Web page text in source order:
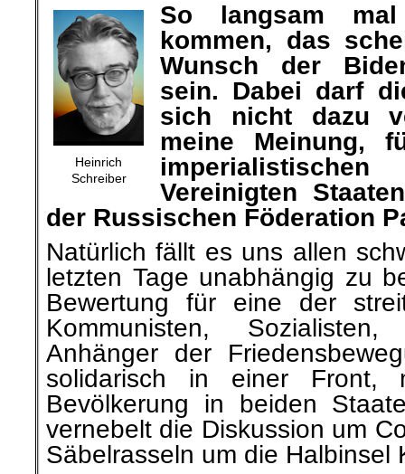
Heinrich
Schreiber
So langsam
kommen, das
Wunsch der
sein. Dabei darf
sich nicht dazu
meine Meinung,
Vereinigten
der Russischen Föderation
Natürlich fällt es uns allen
letzten Tage unabhängig zu
Bewertung für eine der
Kommunisten,
Anhänger der
solidarisch in einer Front,
Bevölkerung in beiden
vernebelt die Diskussion um
Säbelrasseln um die Halbinsel